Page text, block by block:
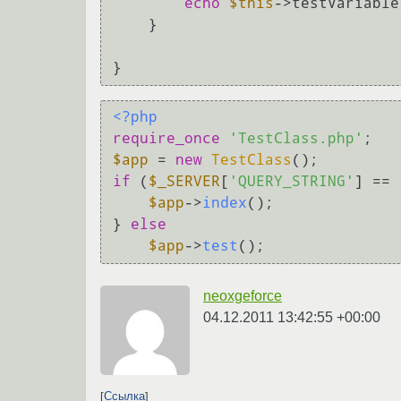
echo
$this -
<?php
require_once
'TestClass.php'
$app = new TestClass
if ( $_SERVER [ 'QUERY_STRING' ] ==
$app->index();
} else
$app->test
neoxgeforce
04.12.2011 13:42:55 +00:00
Ссылка